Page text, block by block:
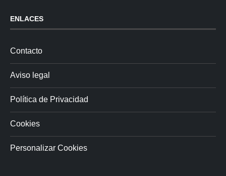
ENLACES
Contacto
Aviso legal
Política de Privacidad
Cookies
Personalizar Cookies